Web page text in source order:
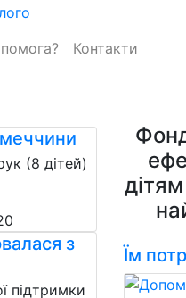
Контакти
(8 дітей)
з
підтримки
дітям
Їм